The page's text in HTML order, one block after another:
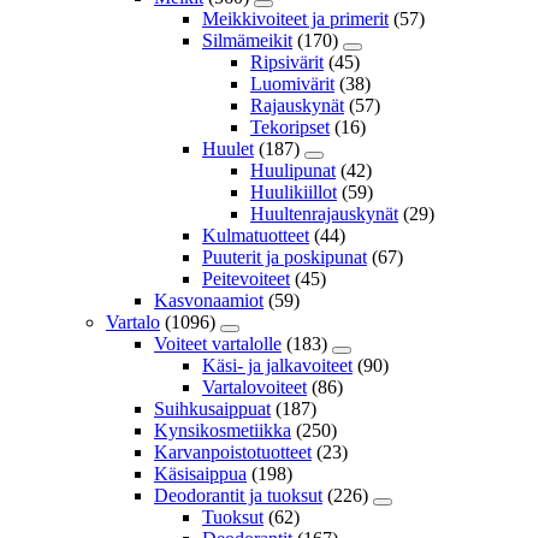
Meikkivoiteet ja primerit (57)
Silmämeikit (170)
Ripsivärit (45)
Luomivärit (38)
Rajauskynät (57)
Tekoripset (16)
Huulet (187)
Huulipunat (42)
Huulikiillot (59)
Huultenrajauskynät (29)
Kulmatuotteet (44)
Puuterit ja poskipunat (67)
Peitevoiteet (45)
Kasvonaamiot (59)
Vartalo (1096)
Voiteet vartalolle (183)
Käsi- ja jalkavoiteet (90)
Vartalovoiteet (86)
Suihkusaippuat (187)
Kynsikosmetiikka (250)
Karvanpoistotuotteet (23)
Käsisaippua (198)
Deodorantit ja tuoksut (226)
Tuoksut (62)